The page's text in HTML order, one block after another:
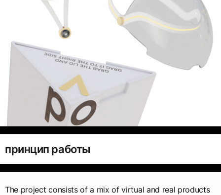
принцип работы
The project consists of a mix of virtual and real products